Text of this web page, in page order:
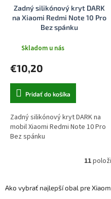
Zadný silikónový kryt DARK
na Xiaomi Redmi Note 10 Pro
Bez spánku
Skladom u nás
€10,20
Pridať do košíka
Zadný silikónový kryt DARK na
mobil Xiaomi Redmi Note 10 Pro
Bez spánku
11
Ako vybrať najlepší obal pre